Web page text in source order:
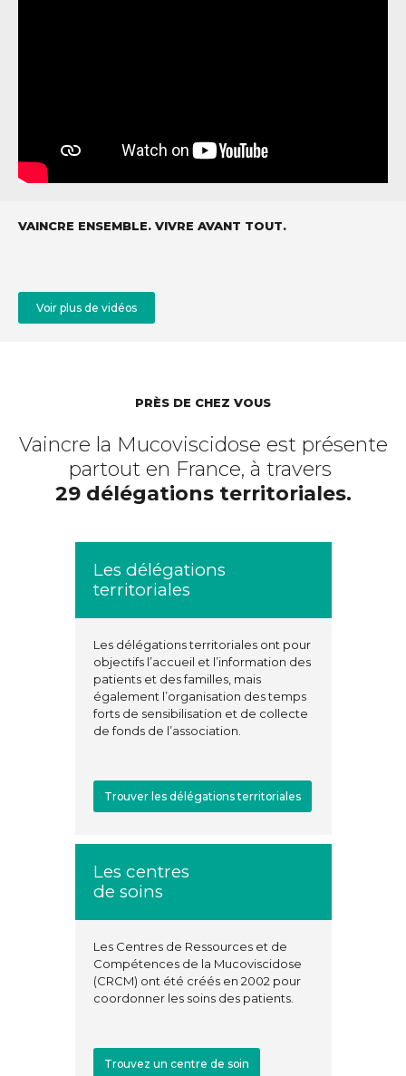
VAINCRE ENSEMBLE. VIVRE AVANT TOUT.
Voir plus de vidéos
PRÈS DE CHEZ VOUS
Vaincre la Mucoviscidose est présente
partout en France, à travers
29 délégations territoriales.
Les délégations
territoriales
Les délégations territoriales ont pour
objectifs l’accueil et l’information des
patients et des familles, mais
également l’organisation des temps
forts de sensibilisation et de collecte
de fonds de l’association.
Trouver les délégations territoriales
Les centres
de soins
Les Centres de Ressources et de
Compétences de la Mucoviscidose
(CRCM) ont été créés en 2002 pour
coordonner les soins des patients.
Trouvez un centre de soin